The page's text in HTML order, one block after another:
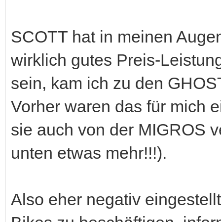
SCOTT hat in meinen
wirklich gutes Preis-
sein, kam ich zu den
Vorher waren das für mich
sie auch von der MIGROS
unten etwas mehr!!!).
Also eher negativ